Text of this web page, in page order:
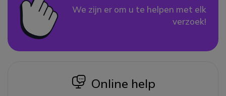
We zijn er om u te helpen met elk
verzoek!
icon
Online help